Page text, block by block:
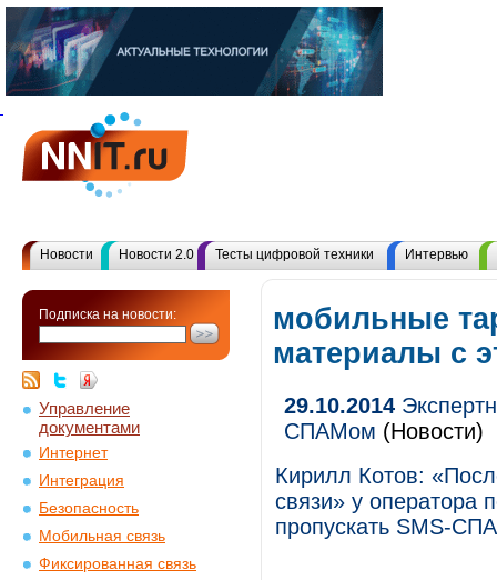
Новости Новости 2.0 Тесты цифровой техники Интервью
Подписка на новости:
Управление
документами
Интернет
Интеграция
Безопасность
Мобильная связь
Фиксированная связь
мобильные
материалы с
29.10.2014
СПАМом (Новости)
Кирилл Котов:
связи» у оператора
пропускать SMS-